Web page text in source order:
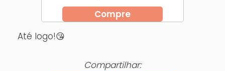
Compre
Até logo!😘